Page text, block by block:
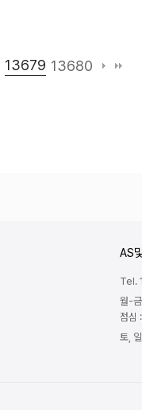
13679 13680
AS
Tel.
월-
점심
토,